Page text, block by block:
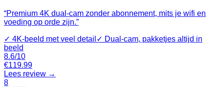
“Premium 4K dual-cam zonder abonnement, mits je wifi en
voeding op orde zijn.”
✓ 4K-beeld met veel detail ✓ Dual-cam, pakketjes altijd in
beeld
8.6/10
€119.99
Lees review →
8